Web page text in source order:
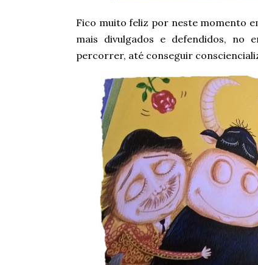
Fico muito feliz por neste momento
mais divulgados e defendidos, no
percorrer, até conseguir